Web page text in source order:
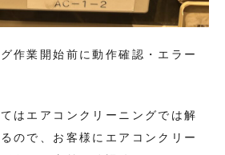
作業開始前に動作確認・エラー
はエアコンクリーニングでは解
ので、お客様にエアコンクリー